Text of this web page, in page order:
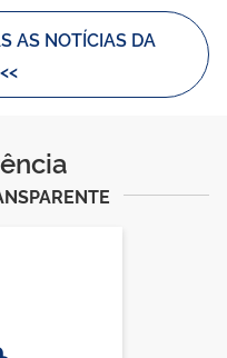
AS NOTÍCIAS DA